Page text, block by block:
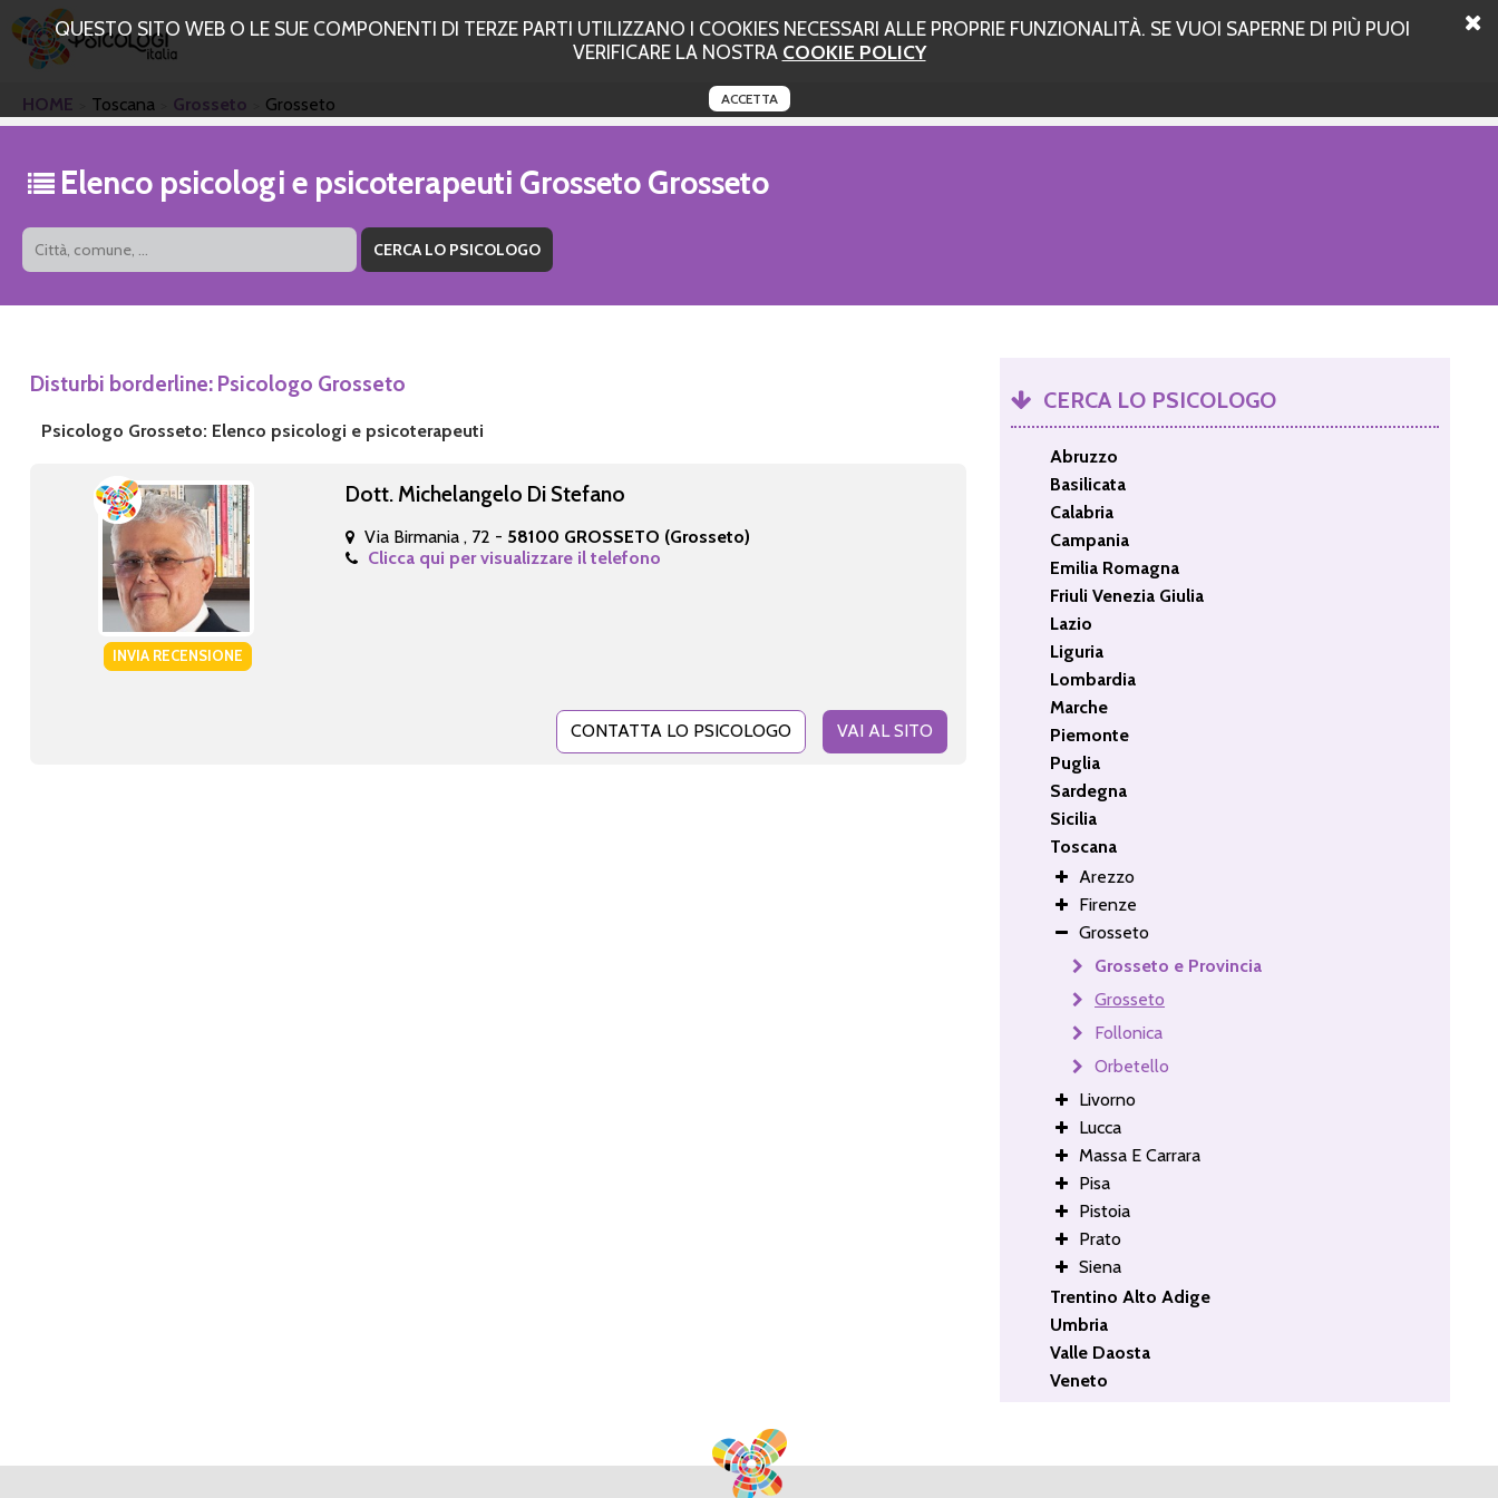
QUESTO SITO WEB O LE SUE COMPONENTI DI TERZE PARTI UTILIZZANO I COOKIES NECESSARI ALLE PROPRIE FUNZIONALITÀ. SE VUOI SAPERNE DI PIÙ PUOI
VERIFICARE LA NOSTRA COOKIE POLICY
ACCETTA
HOME Toscana Grosseto Grosseto
Elenco psicologi e psicoterapeuti Grosseto Grosseto
Disturbi borderline: Psicologo Grosseto
Psicologo Grosseto: Elenco psicologi e psicoterapeuti
INVIA RECENSIONE
Dott. Michelangelo Di Stefano
Via Birmania , 72 - 58100 GROSSETO (Grosseto)
Clicca qui per visualizzare il telefono
CONTATTA LO PSICOLOGO VAI AL SITO
CERCA LO PSICOLOGO
Abruzzo
Basilicata
Calabria
Campania
Emilia Romagna
Friuli Venezia Giulia
Lazio
Liguria
Lombardia
Marche
Piemonte
Puglia
Sardegna
Sicilia
Toscana
Arezzo
Firenze
Grosseto
Grosseto e Provincia
Grosseto
Follonica
Orbetello
Livorno
Lucca
Massa E Carrara
Pisa
Pistoia
Prato
Siena
Trentino Alto Adige
Umbria
Valle Daosta
Veneto